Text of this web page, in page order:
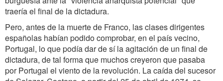
traería el final de la dictadura.
Pero, antes de la muerte de Franco, las clases dirigentes
españolas habían podido comprobar, en el país vecino,
Portugal, lo que podía dar de sí la agitación de un final de
dictadura, de tal forma que muchos creyeron que pasaba
por Portugal el viento de la revolución. La caída del sucesor